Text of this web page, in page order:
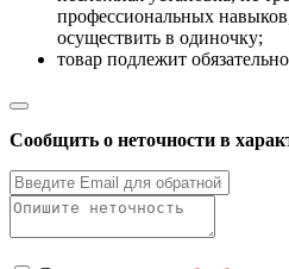
профессиональных
осуществить в одиночку;
товар подлежит
Сообщить о неточности в